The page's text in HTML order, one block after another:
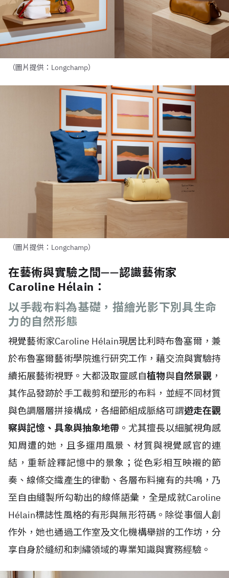
（圖片提供：Longchamp）
（圖片提供：Longchamp）
在藝術與實驗之間——認識藝術家
Caroline Hélain：
以手裁布料為基礎，描繪光影下別具生命
力的自然形態
視覺藝術家Caroline Hélain現居比利時布魯塞爾，兼
於布魯塞爾藝術學院進行研究工作，藉交流與實驗持
續拓展藝術視野。大都汲取靈感自植物與自然景觀 ，
其作品發跡於手工裁剪和塑形的布料，並經不同材質
與色調層層拼接構成，各細節組成脈絡可謂遊走在觀
察與記憶、具象與抽象地帶 。尤其擅長以細膩視角感
知周遭的她，且多運用風景、材質與視覺感官的連
結，重新詮釋記憶中的景象；從色彩相互映襯的節
奏、線條交織產生的律動、各層布料擁有的共鳴，乃
至自由縫製所勾勒出的線條語彙，全是成就Caroline
Hélain標誌性風格的有形與無形符碼。除從事個人創
作外，她也通過工作室及文化機構舉辦的工作坊，分
享自身於縫紉和刺繡領域的專業知識與實務經驗。